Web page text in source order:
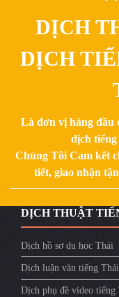
DỊCH
DỊCH
Là đơn vị hàng đầu
dịch
Chúng Tôi Cam kết
tiết, giao nhận
DỊCH THUẬT
Dịch hồ sơ du học Thái
Dịch luận văn tiếng Thái
Dịch phụ đề video tiếng